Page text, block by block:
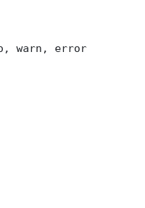
warn, error